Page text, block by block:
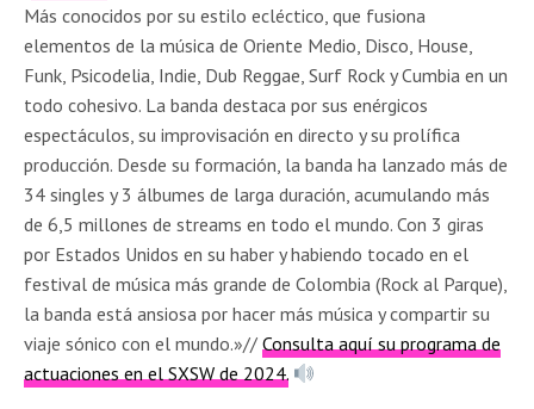
Más conocidos por su estilo ecléctico, que fusiona
elementos de la música de Oriente Medio, Disco, House,
Funk, Psicodelia, Indie, Dub Reggae, Surf Rock y Cumbia en un
todo cohesivo. La banda destaca por sus enérgicos
espectáculos, su improvisación en directo y su prolífica
producción. Desde su formación, la banda ha lanzado más de
34 singles y 3 álbumes de larga duración, acumulando más
de 6,5 millones de streams en todo el mundo. Con 3 giras
por Estados Unidos en su haber y habiendo tocado en el
festival de música más grande de Colombia (Rock al Parque),
la banda está ansiosa por hacer más música y compartir su
viaje sónico con el mundo.»//Consulta aquí su programa de
actuaciones en el SXSW de 2024.